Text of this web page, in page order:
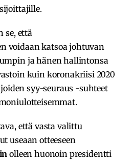
se, että
voidaan katsoa johtuvan
ja hänen hallintonsa
kuin koronakriisi 2020
syy-seuraus -suhteet
että vasta valittu
useaan otteeseen
olleen huonoin presidentti